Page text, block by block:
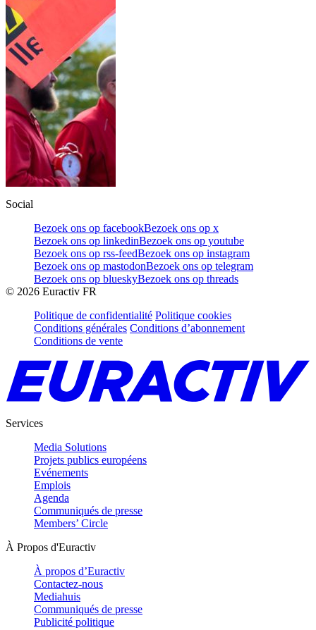
Social
Bezoek ons op facebookBezoek ons op x
Bezoek ons op linkedinBezoek ons op youtube
Bezoek ons op rss-feedBezoek ons op instagram
Bezoek ons op mastodonBezoek ons op telegram
Bezoek ons op blueskyBezoek ons op threads
© 2026 Euractiv FR
Politique de confidentialité Politique cookies
Conditions générales Conditions d’abonnement
Conditions de vente
Services
Media Solutions
Projets publics européens
Evénements
Emplois
Agenda
Communiqués de presse
Members’ Circle
À Propos d'Euractiv
À propos d’Euractiv
Contactez-nous
Mediahuis
Communiqués de presse
Publicité politique